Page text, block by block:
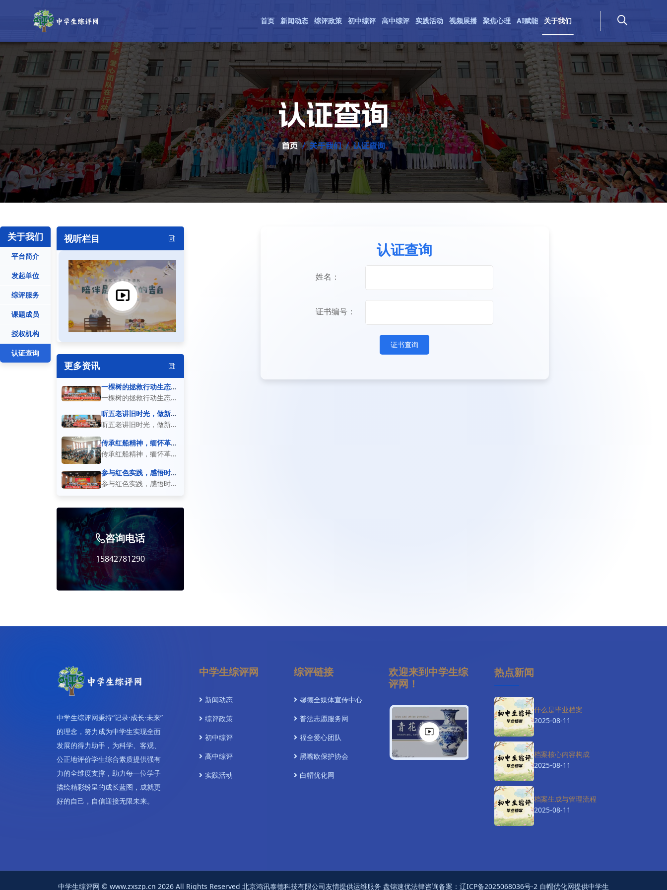
首页 新闻动态 综评政策 初中综评 高中综评 实践活动 视频展播 聚焦心理 AI赋能 关于我们
认证查询
首页 关于我们 认证查询
关于我们
平台简介
发起单位
综评服务
课题成员
授权机构
认证查询
视听栏目
更多资讯
一棵树的拯救行动生态环
保实践活动
一棵树的拯救行动生态环
保实践活动【劳动与社会
实践】 本次“一棵树的拯
救行动”生态环保主题实
践活动，以理念宣讲、承
诺践行的形式开展，引导
学生建立生态保护的思想
生共同学习
听五老讲旧时光，做新时
代敬老少年
听五老讲旧时光，做新时
代敬老少年【劳动与社会
实践】 本次敬老公益实
学生参与本次主题活动。
讲述过往岁月的生活经历
与奋斗故事，同学们齐聚
活动大厅认真聆听，深
传承红船精神，缅怀革命
先烈
传承红船精神，缅怀革命
先烈【劳动与社会实践】
同学们围坐一堂，手折红
式追思革命先辈，赓续百
年红色薪火。指尖的纸船
承载着历史的重量，也承
载着少年对先辈的崇敬与
对初心的铭记
参与红色实践，感悟时代
担当
参与红色实践，感悟时代
一场沉浸式红色主题实
践，为少年们打开了触摸
历史、传承精神的窗口。
同学们相聚于此，在浓厚
的红色氛围中重温初心历
程，聆听先辈奋斗故事，
咨询电话
15842781290
认证查询
姓名：
证书编号：
中学生综评网秉持“记录·成长·未来”
的理念，努力成为中学生实现全面
发展的得力助手，为科学、客观、
公正地评价学生综合素质提供强有
力的全维度支撑，助力每一位学子
描绘精彩纷呈的成长蓝图，成就更
好的自己，自信迎接无限未来。
中学生综评网
新闻动态
综评政策
初中综评
高中综评
实践活动
综评链接
馨德全媒体宣传中心
普法志愿服务网
福全爱心团队
黑嘴欧保护协会
白帽优化网
欢迎来到中学生综
评网！
热点新闻
什么是毕业档案
2025-08-11
档案核心内容构成
2025-08-11
档案生成与管理流程
2025-08-11
中学生综评网 © www.zxszp.cn 2026 All Rights Reserved 北京鸿讯泰德科技有限公司友情提供运维服务 盘锦速优法律咨询备案： 辽ICP备2025068036号-2 白帽优化网提供中学生